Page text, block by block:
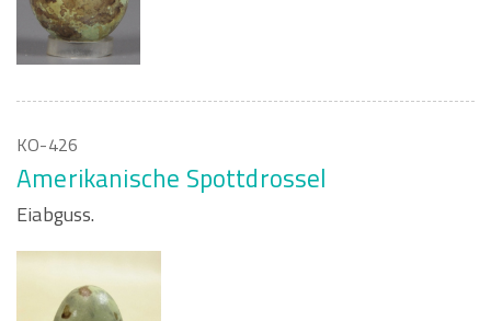
KO-426
Amerikanische Spottdrossel
Eiabguss.